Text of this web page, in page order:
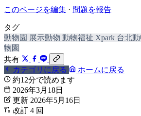
このページを編集 · 問題を報告
タグ
動物園 展示動物 動物福祉 Xpark 台北動
物園
共有
カテゴリに戻る
ホームに戻る
約12分で読めます
2026年3月18日
更新 2026年5月16日
改訂 4 回